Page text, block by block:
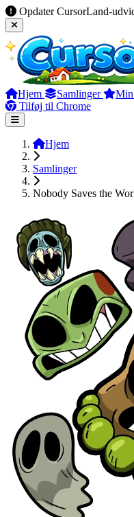
Opdater CursorLand-
Hjem Samlinger
Tilføj til Chrome
Hjem
Samlinger
Nobody Saves the